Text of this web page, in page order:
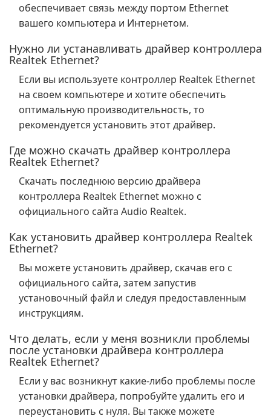
обеспечивает связь между портом Ethernet
вашего компьютера и Интернетом.
Нужно ли устанавливать драйвер контроллера
Realtek Ethernet?
Если вы используете контроллер Realtek Ethernet
на своем компьютере и хотите обеспечить
оптимальную производительность, то
рекомендуется установить этот драйвер.
Где можно скачать драйвер контроллера
Realtek Ethernet?
Скачать последнюю версию драйвера
контроллера Realtek Ethernet можно с
официального сайта Audio Realtek.
Как установить драйвер контроллера Realtek
Ethernet?
Вы можете установить драйвер, скачав его с
официального сайта, затем запустив
установочный файл и следуя предоставленным
инструкциям.
Что делать, если у меня возникли проблемы
после установки драйвера контроллера
Realtek Ethernet?
Если у вас возникнут какие-либо проблемы после
установки драйвера, попробуйте удалить его и
переустановить с нуля. Вы также можете